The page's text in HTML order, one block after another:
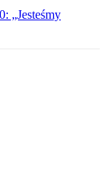
„Jesteśmy